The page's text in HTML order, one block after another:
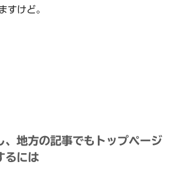
すけど。
、地方の記事でもトップページ
るには